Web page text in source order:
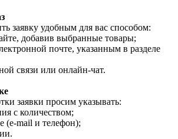
заявку удобным для вас способом:
добавив выбранные товары;
почте, указанным в разделе
связи или онлайн-чат.
заявки просим указывать:
с количеством;
(e-mail и телефон);